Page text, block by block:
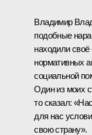
Владимир
подобные
находили
нормативных
социальной
Один из моих
то сказал:
для нас
свою страну».